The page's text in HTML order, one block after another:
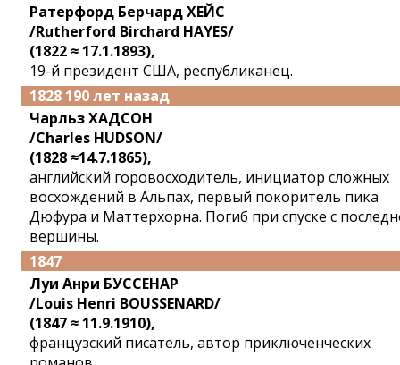
Ратерфорд Берчард ХЕЙС
/Rutherford Birchard HAYES/
(1822 ≈ 17.1.1893),
19-й президент США, республиканец.
1828 190 лет назад
Чарльз ХАДСОН
/Charles HUDSON/
(1828 ≈14.7.1865),
английский горовосходитель, инициатор сложных
восхождений в Альпах, первый покоритель пика
Дюфура и Маттерхорна. Погиб при спуске с
вершины.
1847
Луи Анри БУССЕНАР
/Louis Henri BOUSSENARD/
(1847 ≈ 11.9.1910),
французский писатель, автор приключенческих